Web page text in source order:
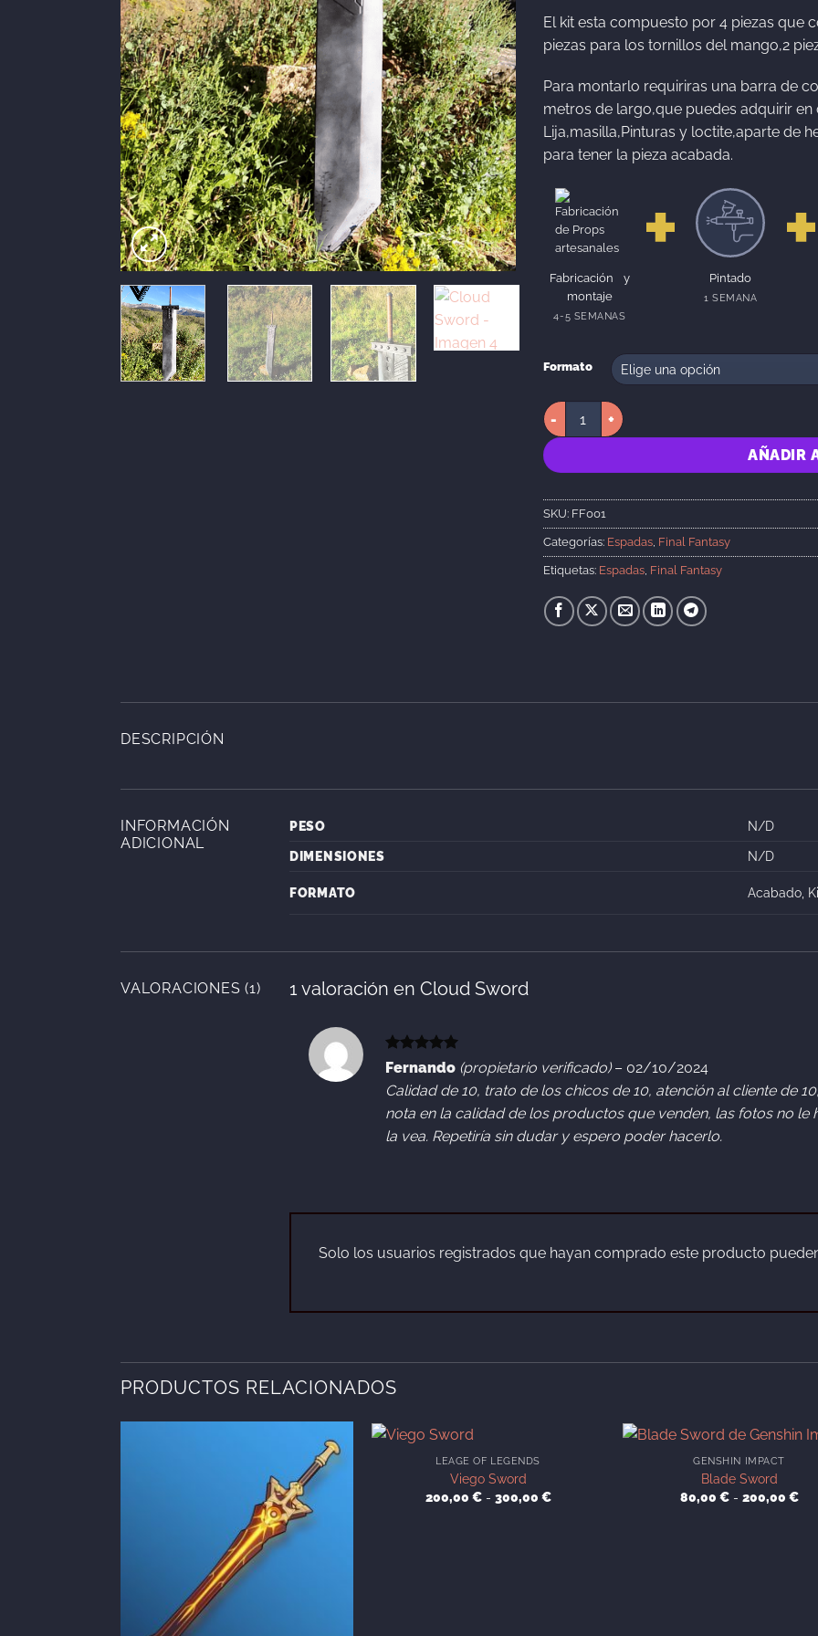
El kit esta compuesto por 4 piezas que
piezas para los tornillos del mango,2
Para montarlo requiriras una barra de
metros de largo,que puedes adquirir en
Lija,masilla,Pinturas y loctite,aparte de
para tener la pieza acabada.
Fabricación y
montaje
4-5 SEMANAS
Pintado
1 SEMANA
Formato
Cloud Sword cantidad
AÑADIR
SKU: FF001
Categorías: Espadas, Final Fantasy
Etiquetas: Espadas, Final Fantasy
DESCRIPCIÓN
INFORMACIÓN
ADICIONAL
PESO
N/D
DIMENSIONES
N/D
FORMATO Acabado,
VALORACIONES (1) 1 valoración en Cloud Sword
Valorado
Fernando (propietario verificado) – 02/10/2024
Calidad de 10, trato de los chicos de 10, atención al cliente de
nota en la calidad de los productos que venden, las fotos no le
la vea. Repetiría sin dudar y espero poder hacerlo.
Solo los usuarios registrados que hayan comprado este producto
PRODUCTOS RELACIONADOS
LEAGE OF LEGENDS
Viego Sword
200,00 € - 300,00 €Rango
GENSHIN IMPACT
Blade Sword
80,00 € - 200,00 €